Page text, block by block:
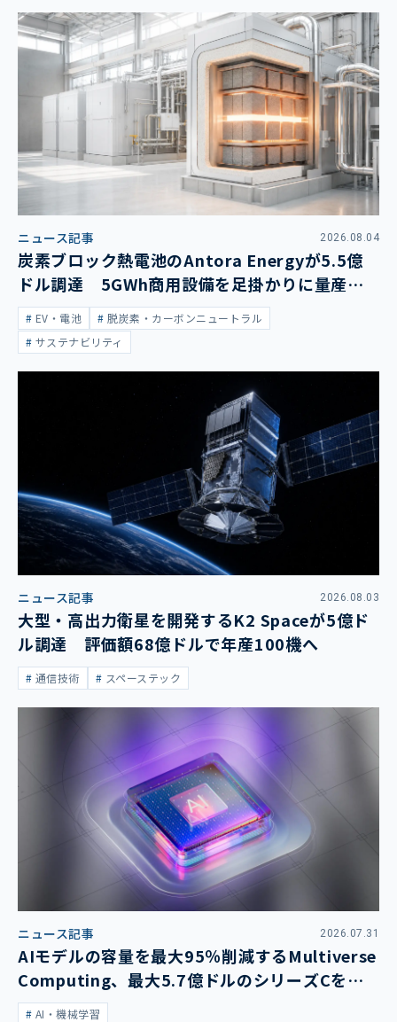
ニュース記事 2026.08.04
炭素ブロック熱電池のAntora Energyが5.5億
ドル調達 5GWh商用設備を足掛かりに量産拡
大EV・電池
脱炭素・カーボンニュートラル
サステナビリティ
ニュース記事 2026.08.03
大型・高出力衛星を開発するK2 Spaceが5億ド
ル調達 評価額68億ドルで年産100機へ
通信技術 スペーステック
ニュース記事 2026.07.31
AIモデルの容量を最大95％削減するMultiverse
Computing、最大5.7億ドルのシリーズCを発
表AI・機械学習